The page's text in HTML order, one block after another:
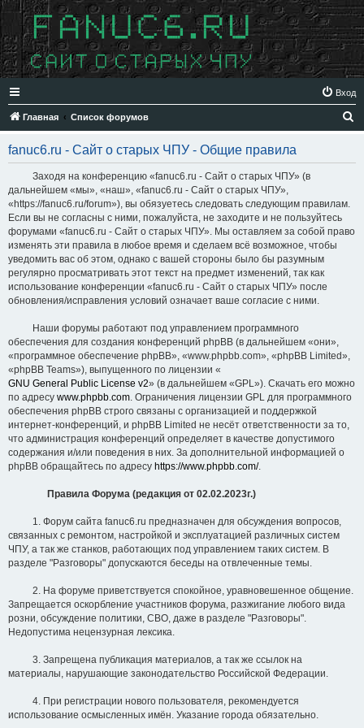
Вход
Главная Список форумов
fanuc6.ru - Сайт о старых ЧПУ - Общие правила
Заходя на конференцию «fanuc6.ru - Сайт о старых ЧПУ» (в
дальнейшем «мы», «наш», «fanuc6.ru - Сайт о старых ЧПУ»,
«https://fanuc6.ru/forum»), вы обязуетесь следовать следующим правилам.
Если вы не согласны с ними, пожалуйста, не заходите и не пользуйтесь
форумами «fanuc6.ru - Сайт о старых ЧПУ». Мы оставляем за собой право
изменять эти правила в любое время и сделаем всё возможное, чтобы
уведомить вас об этом, однако с вашей стороны было бы разумным
регулярно просматривать этот текст на предмет изменений, так как
использование конференции «fanuc6.ru - Сайт о старых ЧПУ» после
обновления/исправления условий означает ваше согласие с ними.
Наши форумы работают под управлением программного
обеспечения для создания конференций phpBB (в дальнейшем «они»,
«программное обеспечение phpBB», «www.phpbb.com», «phpBB Limited»,
«phpBB Teams»), выпущенного по лицензии «
GNU General Public License v2» (в дальнейшем «GPL»). Скачать его можно
по адресу www.phpbb.com. Ограничения лицензии GPL для программного
обеспечения phpBB строго связаны с организацией и поддержкой
интернет-конференций, и phpBB Limited не несёт ответственности за то,
что администрация конференций определяет в качестве допустимого
содержания и/или поведения в них. За дополнительной информацией о
phpBB обращайтесь по адресу https://www.phpbb.com/.
Правила Форума (редакция от 02.02.2023г.)
1. Форум сайта fanuc6.ru предназначен для обсуждения вопросов,
связанных с ремонтом, настройкой и эксплуатацией различных систем
ЧПУ, а так же станков, работающих под управлением таких систем. В
разделе "Разговоры" допускаются беседы на отвлеченные темы.
2. На форуме приветствуется спокойное, уравновешенное общение.
Запрещается оскорбление участников форума, разжигание любого вида
розни, обсуждение политики, СВО, даже в разделе "Разговоры".
Недопустима нецензурная лексика.
3. Запрещена публикация материалов, а так же ссылок на
материалы, нарушающие законодательство Российской Федерации.
4. При регистрации нового пользователя, рекомендуется
использование осмысленных имён. Указание города обязательно.